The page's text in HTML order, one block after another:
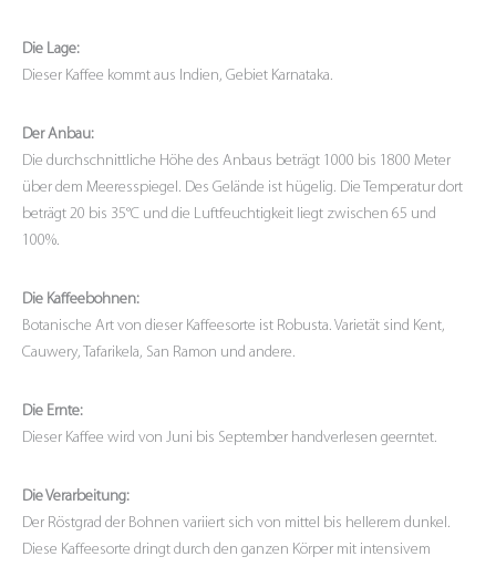
Die Lage:
Dieser Kaffee kommt aus Indien, Gebiet Karnataka.
Der Anbau:
Die durchschnittliche Höhe des Anbaus beträgt 1000 bis 1800 Meter
über dem Meeresspiegel. Des Gelände ist hügelig. Die Temperatur dort
beträgt 20 bis 35°C und die Luftfeuchtigkeit liegt zwischen 65 und
100%.
Die Kaffeebohnen:
Botanische Art von dieser Kaffeesorte ist Robusta. Varietät sind Kent,
Cauwery, Tafarikela, San Ramon und andere.
Die Ernte:
Dieser Kaffee wird von Juni bis September handverlesen geerntet.
Die Verarbeitung:
Der Röstgrad der Bohnen variiert sich von mittel bis hellerem dunkel.
Diese Kaffeesorte dringt durch den ganzen Körper mit intensivem